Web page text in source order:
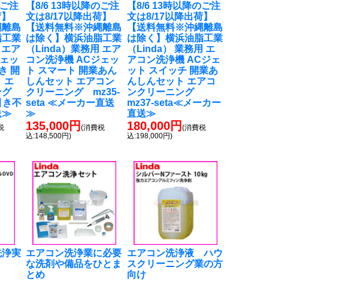
注
島
業
ア
ッ
開
エ
グ
不
≫
【8/6 13時以降のご注
文は8/17以降出荷】
【送料無料※沖縄離島
は除く】横浜油脂工業
（Linda）業務用 エア
コン洗浄機 ACジェッ
ト スマート 開業あん
しんセット エアコン
クリーニング mz35-
seta ≪メーカー直送
≫
135,000円(消費税
込:148,500円)
【8/6 13時以降のご注
文は8/17以降出荷】
【送料無料※沖縄離島
は除く】横浜油脂工業
（Linda） 業務用 エ
アコン洗浄機 ACジェ
ット スイッチ 開業あ
んしんセット エアコ
ンクリーニング
mz37-seta≪メーカー
直送≫
180,000円(消費税
込:198,000円)
実 エアコン洗浄業に必要
な洗剤や備品をひとま
とめ
エアコン洗浄液 ハウ
スクリーニング業の方
向け